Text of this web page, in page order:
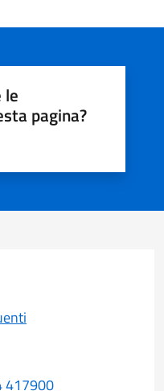
le
pagina?
417900